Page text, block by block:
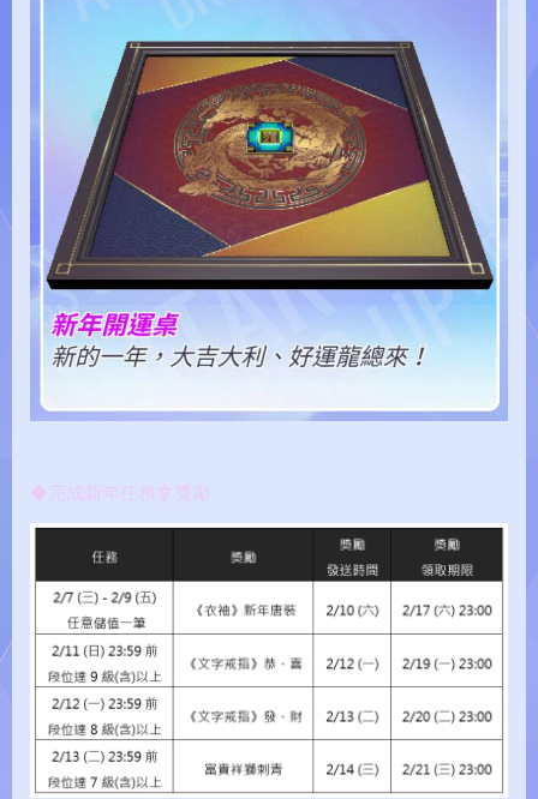
LOADING...
◆完成新年任務拿獎勵